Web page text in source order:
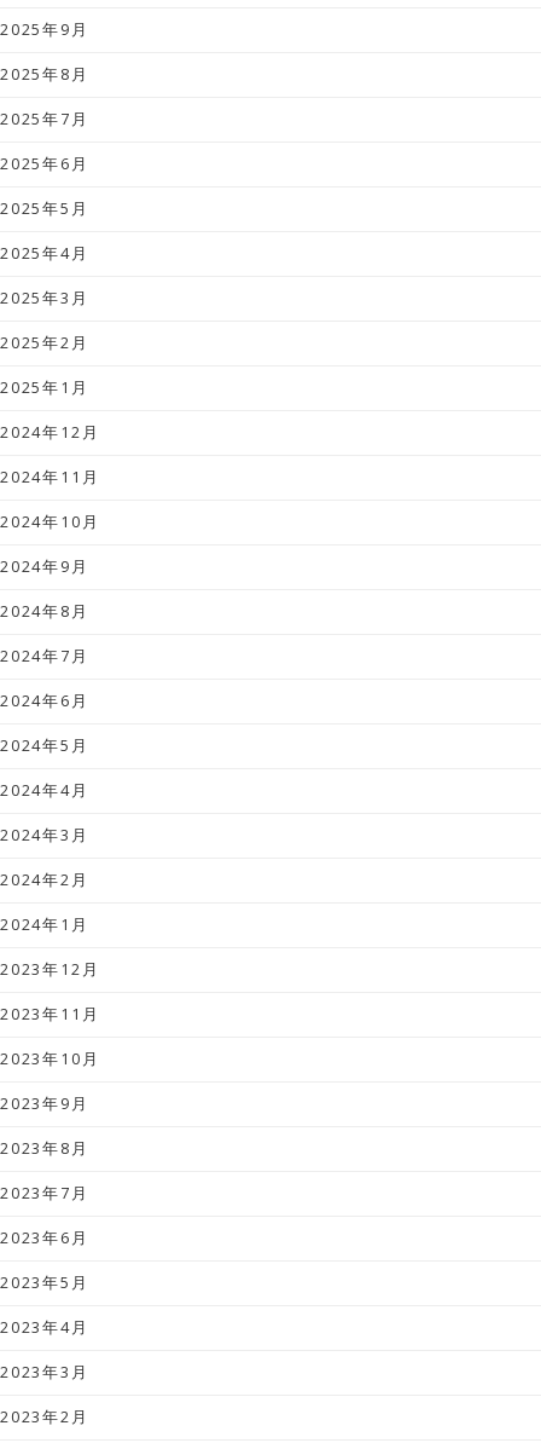
2025年9月
2025年8月
2025年7月
2025年6月
2025年5月
2025年4月
2025年3月
2025年2月
2025年1月
2024年12月
2024年11月
2024年10月
2024年9月
2024年8月
2024年7月
2024年6月
2024年5月
2024年4月
2024年3月
2024年2月
2024年1月
2023年12月
2023年11月
2023年10月
2023年9月
2023年8月
2023年7月
2023年6月
2023年5月
2023年4月
2023年3月
2023年2月